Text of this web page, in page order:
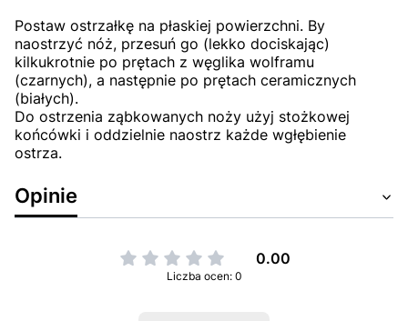
Postaw ostrzałkę na płaskiej powierzchni. By
naostrzyć nóż, przesuń go (lekko dociskając)
kilkukrotnie po prętach z węglika wolframu
(czarnych), a następnie po prętach ceramicznych
(białych).
Do ostrzenia ząbkowanych noży użyj stożkowej
końcówki i oddzielnie naostrz każde wgłębienie
ostrza.
Opinie
0.00
Liczba ocen: 0